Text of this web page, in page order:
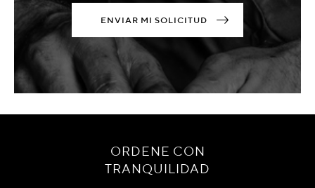
ENVIAR MI SOLICITUD
ORDENE CON
TRANQUILIDAD